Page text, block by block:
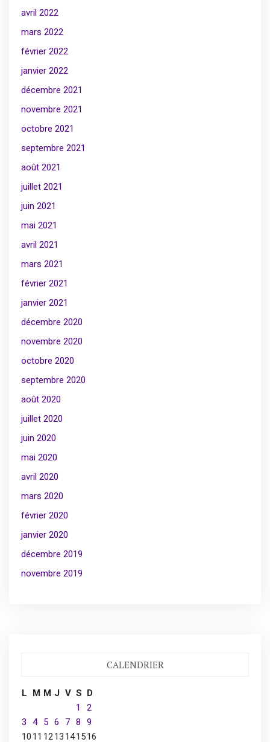
avril 2022
mars 2022
février 2022
janvier 2022
décembre 2021
novembre 2021
octobre 2021
septembre 2021
août 2021
juillet 2021
juin 2021
mai 2021
avril 2021
mars 2021
février 2021
janvier 2021
décembre 2020
novembre 2020
octobre 2020
septembre 2020
août 2020
juillet 2020
juin 2020
mai 2020
avril 2020
mars 2020
février 2020
janvier 2020
décembre 2019
novembre 2019
CALENDRIER
L M M J V S
D
1
2
3
4 5 6 7 8
9
10 11 1213 141516